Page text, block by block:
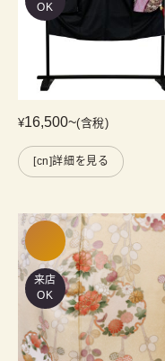
OK
¥16,500~(含稅)
[cn]詳細を見る
来店
OK